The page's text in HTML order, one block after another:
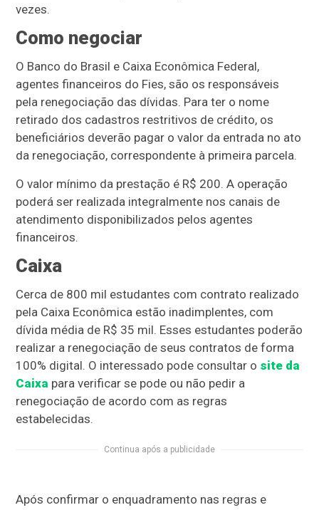
vezes.
Como negociar
O Banco do Brasil e Caixa Econômica Federal,
agentes financeiros do Fies, são os responsáveis
pela renegociação das dívidas. Para ter o nome
retirado dos cadastros restritivos de crédito, os
beneficiários deverão pagar o valor da entrada no ato
da renegociação, correspondente à primeira parcela.
O valor mínimo da prestação é R$ 200. A operação
poderá ser realizada integralmente nos canais de
atendimento disponibilizados pelos agentes
financeiros.
Caixa
Cerca de 800 mil estudantes com contrato realizado
pela Caixa Econômica estão inadimplentes, com
dívida média de R$ 35 mil. Esses estudantes poderão
realizar a renegociação de seus contratos de forma
100% digital. O interessado pode consultar o site da
Caixa para verificar se pode ou não pedir a
renegociação de acordo com as regras
estabelecidas.
Continua após a publicidade
Após confirmar o enquadramento nas regras e